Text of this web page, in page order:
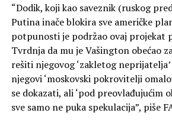
“Dodik, koji kao saveznik (ruskog
Putina inače blokira sve američke
potpunosti je podržao ovaj projekat
Tvrdnja da mu je Vašington obećao
rešiti njegovog ‘zakletog
njegovi ‘moskovski pokrovitelji
se dokazati, ali ‘pod preovlađujućim
sve samo ne puka spekulacija”, piše